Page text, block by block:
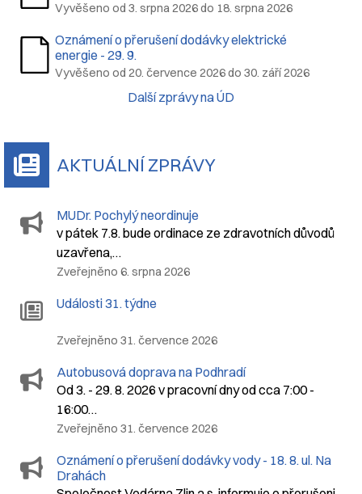
Vyvěšeno od 3. srpna 2026 do 18. srpna 2026
Oznámení o přerušení dodávky elektrické
energie - 29. 9.
Vyvěšeno od 20. července 2026 do 30. září 2026
Další zprávy na ÚD
AKTUÁLNÍ ZPRÁVY
MUDr. Pochylý neordinuje
v pátek 7.8. bude ordinace ze zdravotních důvodů
uzavřena,…
Zveřejněno 6. srpna 2026
Události 31. týdne
Zveřejněno 31. července 2026
Autobusová doprava na Podhradí
Od 3. - 29. 8. 2026 v pracovní dny od cca 7:00 -
16:00…
Zveřejněno 31. července 2026
Oznámení o přerušení dodávky vody - 18. 8. ul. Na
Drahách